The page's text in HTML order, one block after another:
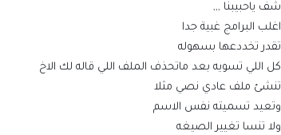
شف ياحبيبنا ,,,
اغلب البرامج غبية جدا
تقدر تخددعها بسهوله
كل اللي تسويه بعد ماتحذف الملف اللي قاله لك الاخ
تنشئ ملف عادي نصي مثلا
وتعيد تسميته نفس الاسم
ولا تنسا تغيير الصيغه